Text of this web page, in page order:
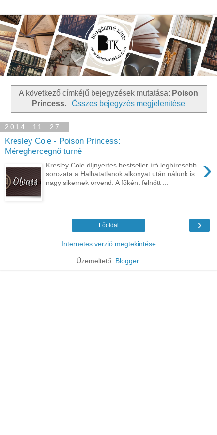
A következő címkéjű bejegyzések mutatása: Poison
Princess. Összes bejegyzés megjelenítése
2014. 11. 27.
Kresley Cole - Poison Princess:
Méreghercegnő turné
›
Kresley Cole díjnyertes bestseller író leghíresebb
sorozata a Halhatatlanok alkonyat után nálunk is
nagy sikernek örvend. A főként felnőtt ...
›
Főoldal
Internetes verzió megtekintése
Üzemeltető: Blogger.